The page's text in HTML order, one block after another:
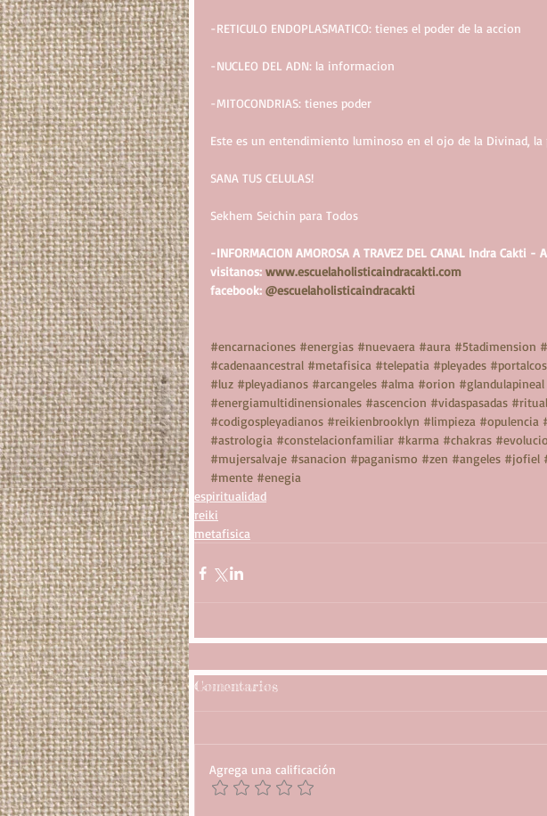
-RETICULO ENDOPLASMATICO: tienes el poder de la accion
-NUCLEO DEL ADN: la informacion
-MITOCONDRIAS: tienes poder
Este es un entendimiento luminoso en el ojo de la Divinad,
SANA TUS CELULAS!
Sekhem Seichin para Todos
-INFORMACION AMOROSA A TRAVEZ DEL CANAL Indra Cakti -
visitanos: www.escuelaholisticaindracakti.com
facebook: @escuelaholisticaindracakti
#encarnaciones #energias #nuevaera #aura #5tadimension
#cadenaancestral #metafisica #telepatia #pleyades
#luz #pleyadianos #arcangeles #alma #orion #glandulapineal
#energiamultidinensionales #ascencion #vidaspasadas #ritual
#codigospleyadianos #reikienbrooklyn #limpieza #opulencia
#astrologia #constelacionfamiliar #karma #chakras
#mujersalvaje #sanacion #paganismo #zen #angeles #jofiel
#mente #enegia
espiritualidad
reiki
metafisica
Comentarios
Agrega una calificación